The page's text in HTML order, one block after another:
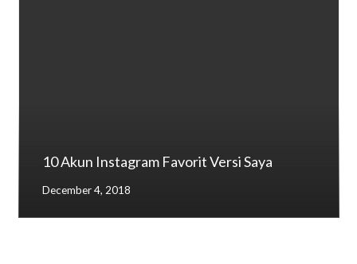
10 Akun Instagram Favorit Versi Saya
December 4, 2018